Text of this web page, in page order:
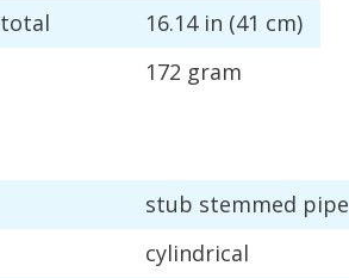
total 16.14 in (41 cm)
172 gram
stub stemmed pipe
cylindrical